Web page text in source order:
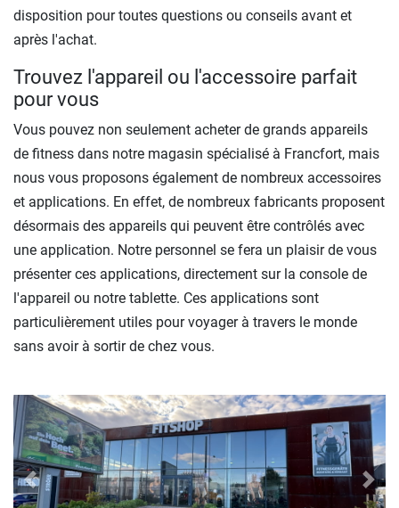
disposition pour toutes questions ou conseils avant et
après l'achat.
Trouvez l'appareil ou l'accessoire parfait
pour vous
Vous pouvez non seulement acheter de grands appareils
de fitness dans notre magasin spécialisé à Francfort, mais
nous vous proposons également de nombreux accessoires
et applications. En effet, de nombreux fabricants proposent
désormais des appareils qui peuvent être contrôlés avec
une application. Notre personnel se fera un plaisir de vous
présenter ces applications, directement sur la console de
l'appareil ou notre tablette. Ces applications sont
particulièrement utiles pour voyager à travers le monde
sans avoir à sortir de chez vous.
Previous Next